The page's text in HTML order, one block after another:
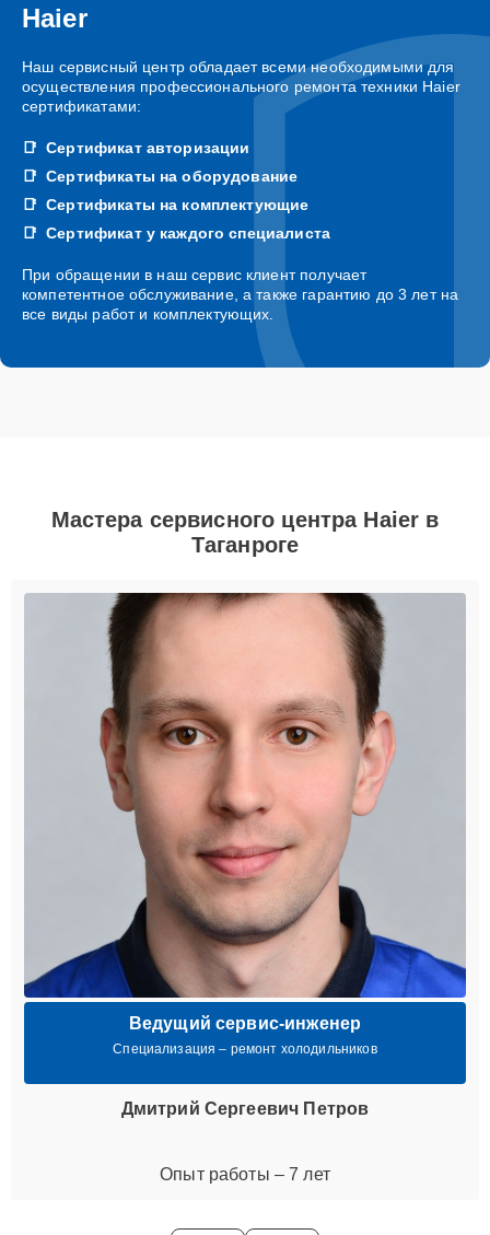
Haier
Наш сервисный центр обладает всеми необходимыми для
осуществления профессионального ремонта техники Haier
сертификатами:
Сертификат авторизации
Сертификаты на оборудование
Сертификаты на комплектующие
Сертификат у каждого специалиста
При обращении в наш сервис клиент получает
компетентное обслуживание, а также гарантию до 3 лет на
все виды работ и комплектующих.
Мастера сервисного центра Haier в
Таганроге
Ведущий сервис-инженер
Специализация – ремонт холодильников
Дмитрий Сергеевич Петров
Опыт работы – 7 лет